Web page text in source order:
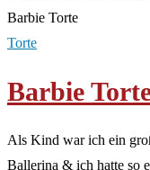
Barbie Torte
Torte
Barbie
Als Kind war ich ein
Ballerina & ich hatte so